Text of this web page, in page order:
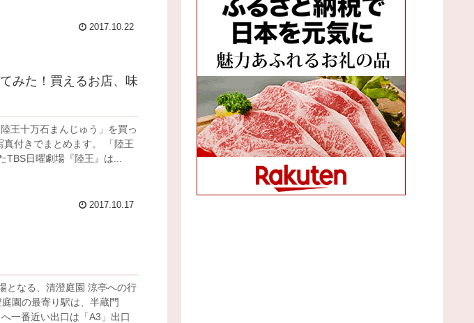
2017.10.22
みた！買えるお店、味
王十万石まんじゅう」を買っ
付きでまとめます。 「陸王
日曜劇場『陸王』は...
2017.10.17
となる、清澄庭園 涼亭への行
園の最寄り駅は、半蔵門
一番近い出口は「A3」出口